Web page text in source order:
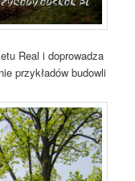
Real i doprowadza
przykładów budowli